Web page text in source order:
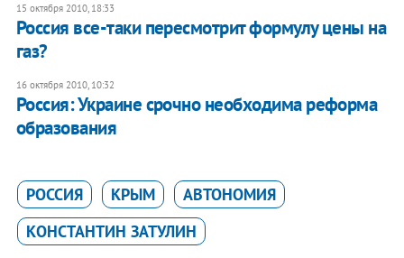
15 октября 2010, 18:33
Россия все-таки пересмотрит формулу цены на
газ?
16 октября 2010, 10:32
Россия: Украине срочно необходима реформа
образования
РОССИЯ КРЫМ
АВТОНОМИЯ
КОНСТАНТИН ЗАТУЛИН